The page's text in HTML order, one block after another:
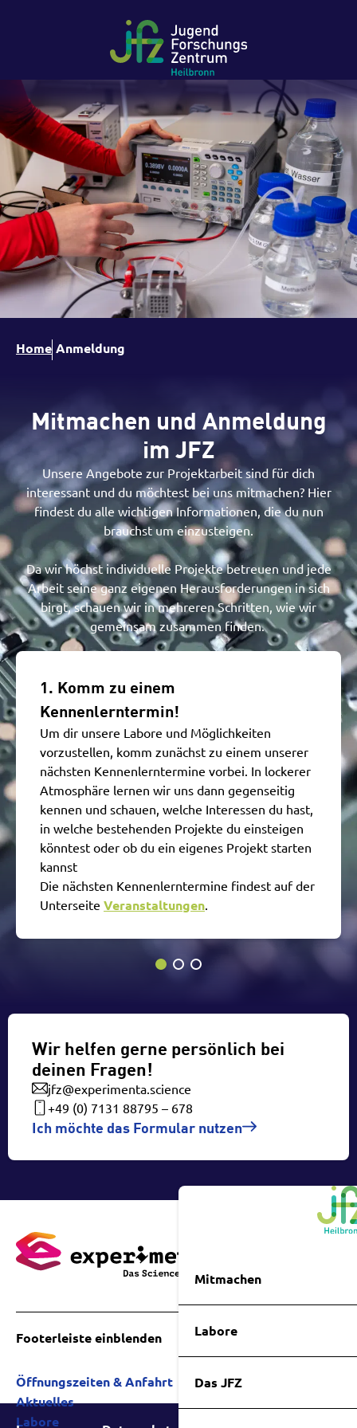
Mitmachen
Labore
Das JFZ
Home Anmeldung
Mitmachen und Anmeldung
im JFZ
Unsere Angebote zur Projektarbeit sind für dich
interessant und du möchtest bei uns mitmachen? Hier
findest du alle wichtigen Informationen, die du nun
brauchst um einzusteigen.
Da wir höchst individuelle Projekte betreuen und jede
Arbeit seine ganz eigenen Herausforderungen in sich
birgt, schauen wir in mehreren Schritten, wie wir
gemeinsam zusammen finden.
1. Komm zu einem
Kennenlerntermin!
Um dir unsere Labore und Möglichkeiten
vorzustellen, komm zunächst zu einem unserer
nächsten Kennenlerntermine vorbei. In lockerer
Atmosphäre lernen wir uns dann gegenseitig
kennen und schauen, welche Interessen du hast,
in welche bestehenden Projekte du einsteigen
könntest oder ob du ein eigenes Projekt starten
kannst
Die nächsten Kennenlerntermine findest auf der
Unterseite Veranstaltungen
Wir helfen gerne persönlich bei
deinen Fragen!
jfz@experimenta.science
+49 (0) 7131 88795 – 678
Ich möchte das Formular nutzen
Footerleiste einblenden
Öffnungszeiten & Anfahrt
Aktuelles
Labore